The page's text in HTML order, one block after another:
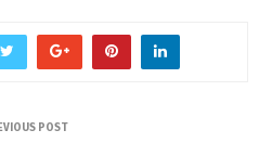
POST